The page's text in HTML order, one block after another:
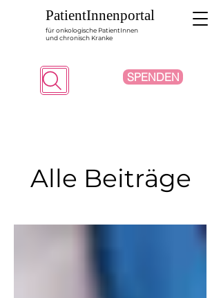
PatientInnenportal
für onkologische PatientInnen
und chronisch Kranke
Suche SPENDEN
Alle Beiträge